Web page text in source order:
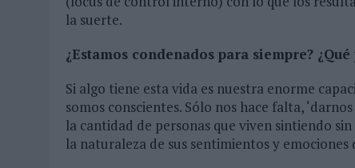
la suerte.
¿Estamos condenados para siempre?
Si algo tiene esta vida es nuestra enorme
somos conscientes. Sólo nos hace falta,
la cantidad de personas que viven sintiendo
la naturaleza de sus sentimientos y emociones